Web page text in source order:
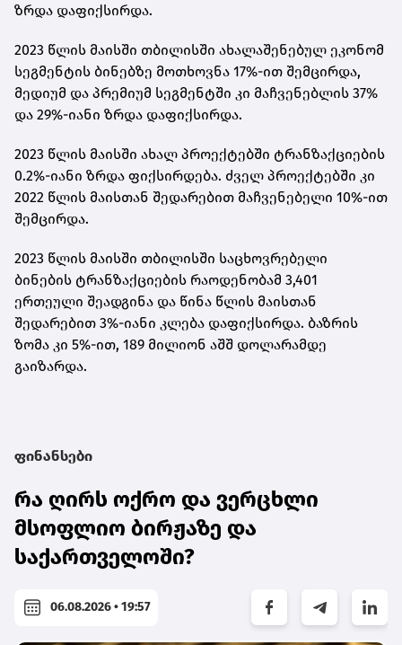
ზრდა დაფიქსირდა.
2023 წლის მაისში თბილისში ახალაშენებულ ეკონომ
სეგმენტის ბინებზე მოთხოვნა 17%-ით შემცირდა,
მედიუმ და პრემიუმ სეგმენტში კი მაჩვენებლის 37%
და 29%-იანი ზრდა დაფიქსირდა.
2023 წლის მაისში ახალ პროექტებში ტრანზაქციების
0.2%-იანი ზრდა ფიქსირდება. ძველ პროექტებში კი
2022 წლის მაისთან შედარებით მაჩვენებელი 10%-ით
შემცირდა.
2023 წლის მაისში თბილისში საცხოვრებელი
ბინების ტრანზაქციების რაოდენობამ 3,401
ერთეული შეადგინა და წინა წლის მაისთან
შედარებით 3%-იანი კლება დაფიქსირდა. ბაზრის
ზომა კი 5%-ით, 189 მილიონ აშშ დოლარამდე
გაიზარდა.
ფინანსები
რა ღირს ოქრო და ვერცხლი
მსოფლიო ბირჟაზე და
საქართველოში?
06.08.2026 • 19:57